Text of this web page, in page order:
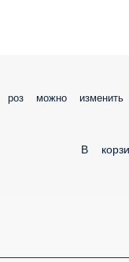
изменить по желанию